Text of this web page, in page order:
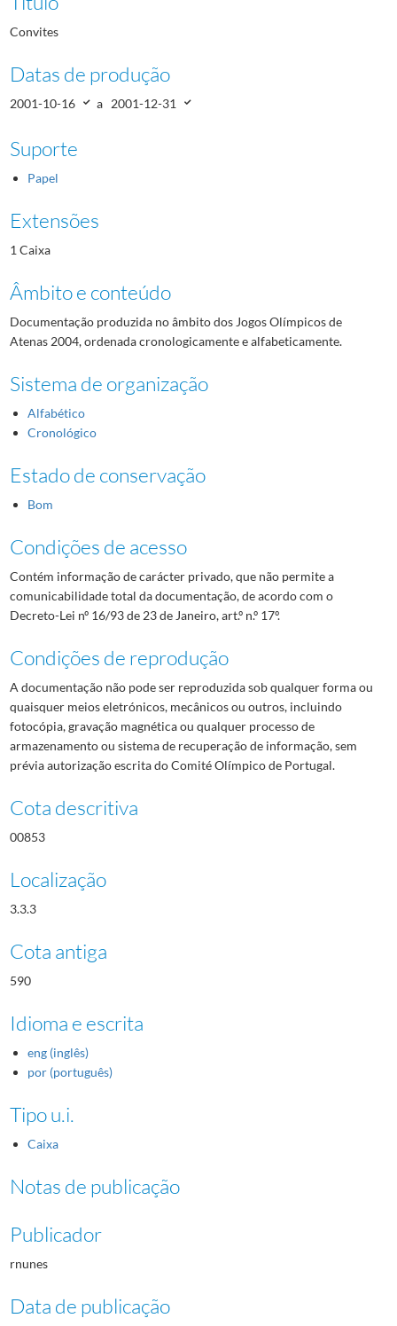
Convites
Datas de produção
2001-10-16 a 2001-12-31
Suporte
Papel
Extensões
1 Caixa
Âmbito e conteúdo
Documentação produzida no âmbito dos Jogos Olímpicos de
Atenas 2004, ordenada cronologicamente e alfabeticamente.
Sistema de organização
Alfabético
Cronológico
Estado de conservação
Bom
Condições de acesso
Contém informação de carácter privado, que não permite a
comunicabilidade total da documentação, de acordo com o
Decreto-Lei nº 16/93 de 23 de Janeiro, art.º n.º 17º.
Condições de reprodução
A documentação não pode ser reproduzida sob qualquer forma ou
quaisquer meios eletrónicos, mecânicos ou outros, incluindo
fotocópia, gravação magnética ou qualquer processo de
armazenamento ou sistema de recuperação de informação, sem
prévia autorização escrita do Comité Olímpico de Portugal.
Cota descritiva
00853
Localização
3.3.3
Cota antiga
590
Idioma e escrita
eng (inglês)
por (português)
Tipo u.i.
Caixa
Notas de publicação
Publicador
rnunes
Data de publicação